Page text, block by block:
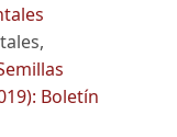
Boletín